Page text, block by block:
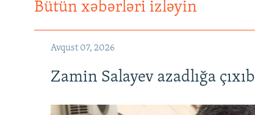
Bütün xəbərləri izləyin
Avqust 07, 2026
Zamin Salayev azadlığa çıxıb